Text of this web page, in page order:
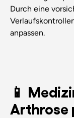
Durch eine
anpassen.
📱
Arthrose